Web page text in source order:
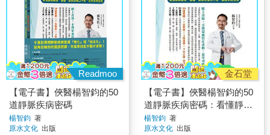
Readmoo
【電子書】俠醫楊智鈞的50
道靜脈疾病密碼
楊智鈞 著
原水文化 出版
金石堂
【電子書】俠醫楊智鈞的50
道靜脈疾病密碼：看懂靜脈
曲張、腳腫、腳黑到傷口不
癒、血栓求救信號
楊智鈞 著
原水文化 出版